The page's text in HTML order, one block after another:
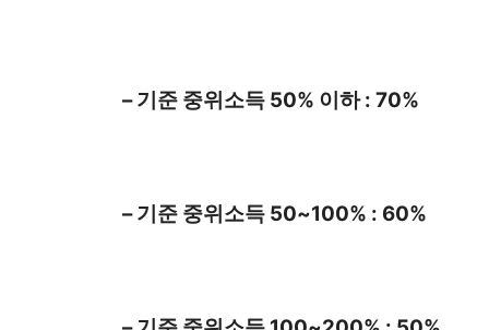
– 기준 중위소득 50% 이하 : 70%
– 기준 중위소득 50~100% : 60%